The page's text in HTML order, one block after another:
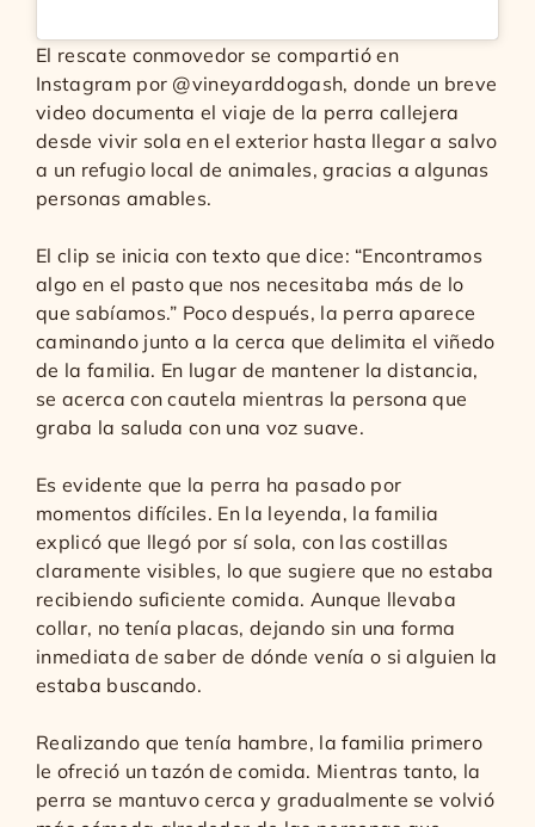
El rescate conmovedor se compartió en
Instagram por @vineyarddogash, donde un breve
video documenta el viaje de la perra callejera
desde vivir sola en el exterior hasta llegar a salvo
a un refugio local de animales, gracias a algunas
personas amables.
El clip se inicia con texto que dice: “Encontramos
algo en el pasto que nos necesitaba más de lo
que sabíamos.” Poco después, la perra aparece
caminando junto a la cerca que delimita el viñedo
de la familia. En lugar de mantener la distancia,
se acerca con cautela mientras la persona que
graba la saluda con una voz suave.
Es evidente que la perra ha pasado por
momentos difíciles. En la leyenda, la familia
explicó que llegó por sí sola, con las costillas
claramente visibles, lo que sugiere que no estaba
recibiendo suficiente comida. Aunque llevaba
collar, no tenía placas, dejando sin una forma
inmediata de saber de dónde venía o si alguien la
estaba buscando.
Realizando que tenía hambre, la familia primero
le ofreció un tazón de comida. Mientras tanto, la
perra se mantuvo cerca y gradualmente se volvió